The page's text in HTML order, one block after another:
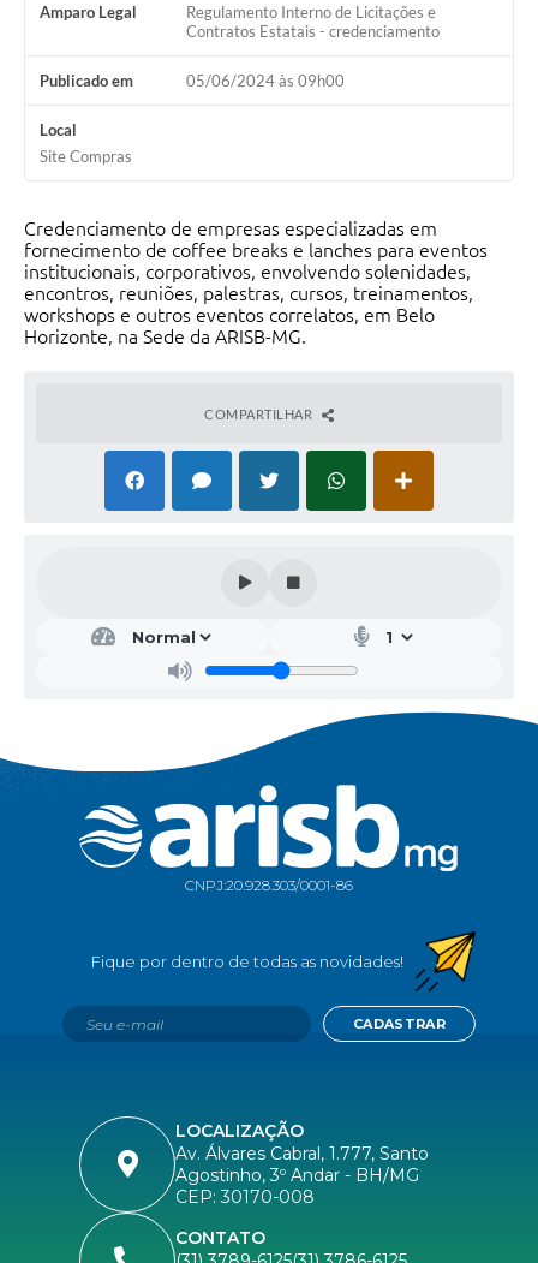
Amparo Legal
Regulamento Interno de Licitações e
Contratos Estatais - credenciamento
Publicado em 05/06/2024 às 09h00
Local
Site Compras
Credenciamento de empresas especializadas em
fornecimento de coffee breaks e lanches para eventos
institucionais, corporativos, envolvendo solenidades,
encontros, reuniões, palestras, cursos, treinamentos,
workshops e outros eventos correlatos, em Belo
Horizonte, na Sede da ARISB-MG.
COMPARTILHAR
CNPJ:20.928.303/0001-86
LOCALIZAÇÃO
Av. Álvares Cabral, 1.777, Santo
Agostinho, 3º Andar - BH/MG
CEP: 30170-008
CONTATO
CADASTRAR